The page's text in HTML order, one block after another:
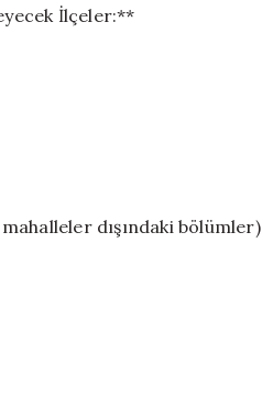
İlçeler:**
dışındaki bölümler)